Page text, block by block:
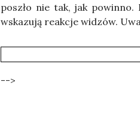
poszło nie tak, jak powin­no.
wska­zu­ją reak­cje widzów.
-->